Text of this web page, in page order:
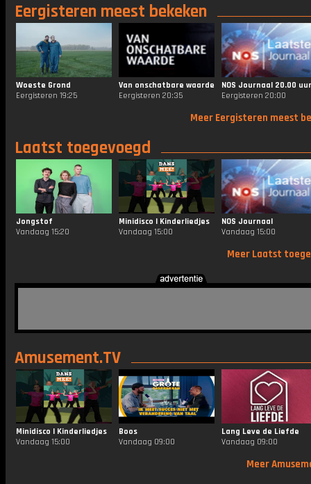
Eergisteren meest bekeken
Woeste Grond
Eergisteren 19:25
Van onschatbare waarde
Eergisteren 20:35
NOS Journaal 20.00 uur
Eergisteren 20:00
Meer Eergisteren meest
Laatst toegevoegd
Jongstof
Vandaag 15:20
Minidisco | Kinderliedjes
Vandaag 15:00
NOS Journaal
Vandaag 15:00
Meer Laatst
Amusement.TV
Minidisco | Kinderliedjes
Vandaag 15:00
Boos
Vandaag 09:00
Lang Leve de Liefde
Vandaag 09:00
Meer